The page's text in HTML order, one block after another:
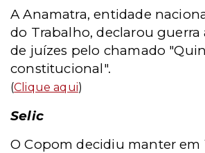
A Anamatra, entidade
do Trabalho, declarou guerra
de juízes pelo chamado
constitucional".
(Clique aqui)
Selic
O Copom decidiu manter em